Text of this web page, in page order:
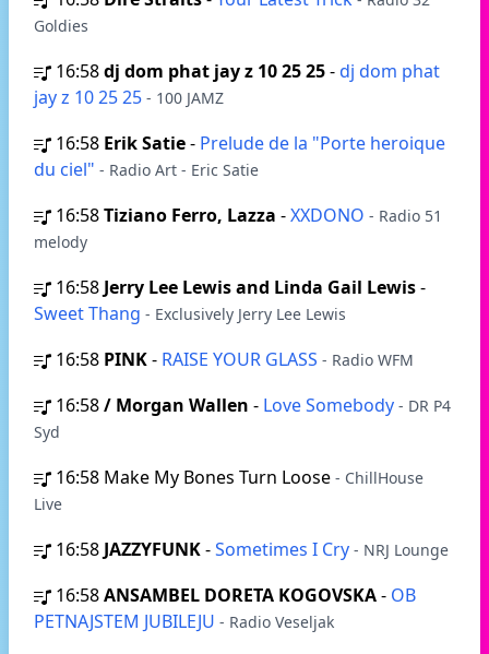
Goldies
16:58dj dom phat jay z 10 25 25-dj dom phat
jay z 10 25 25 - 100 JAMZ
16:58 Erik Satie- Prelude de la "Porte heroique
du ciel" - Radio Art - Eric Satie
16:58Tiziano Ferro, Lazza -XXDONO - Radio 51
melody
16:58 Jerry Lee Lewis and Linda Gail Lewis-
Sweet Thang - Exclusively Jerry Lee Lewis
16:58 PINK- RAISE YOUR GLASS - Radio WFM
16:58/ Morgan Wallen - Love Somebody - DR P4
Syd
16:58 Make My Bones Turn Loose - ChillHouse
Live
16:58 JAZZYFUNK-Sometimes I Cry - NRJ Lounge
16:58ANSAMBEL DORETA KOGOVSKA- OB
PETNAJSTEM JUBILEJU - Radio Veseljak